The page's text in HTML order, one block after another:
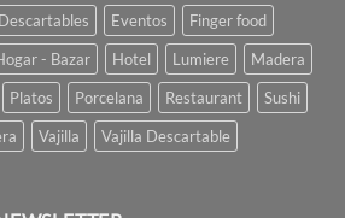
Descartables Eventos
Finger food
- Bazar Hotel Lumiere
Madera
Platos Porcelana Restaurant
Sushi
Vajilla Vajilla Descartable